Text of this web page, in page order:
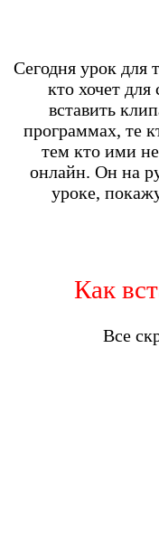
Сегодня урок для
кто хочет
вставить
программах, те
тем кто ими
онлайн. Он на
уроке,
Как
Все